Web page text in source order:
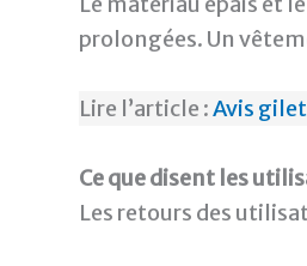
prolongées. Un
Lire l’article :Avis
Ce que disent les
Les retours des